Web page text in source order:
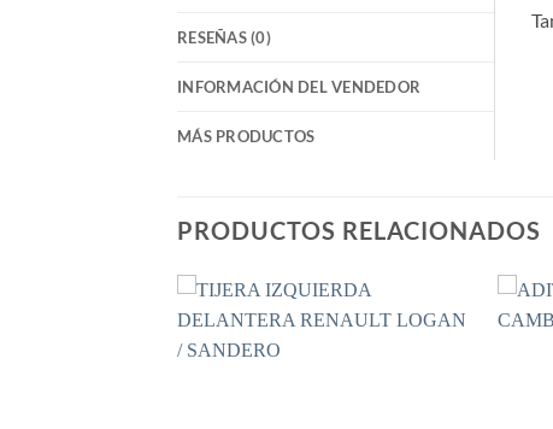
RESEÑAS (0)
INFORMACIÓN DEL VENDEDOR
MÁS PRODUCTOS
PRODUCTOS RELACIONADOS